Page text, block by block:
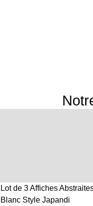
Lot de 3 Affiches
Blanc Style Japandi